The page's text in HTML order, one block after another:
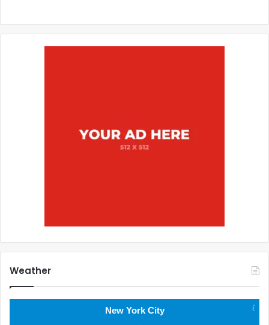
Weather
New York City